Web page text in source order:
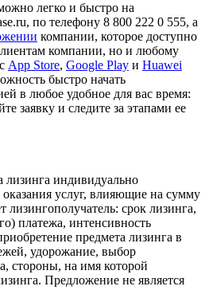
легко и быстро на
по телефону 8 800 222 0 555, а
компании, которое доступно
компании, но и любому
App Store, Google Play и Huawei
быстро начать
в любое удобное для вас время:
заявку и следите за этапами ее
лизинга индивидуально
оказания услуг, влияющие на сумму
лизингополучатель: срок лизинга,
платежа, интенсивность
предмета лизинга в
удорожание, выбор
стороны, на имя которой
Предложение не является